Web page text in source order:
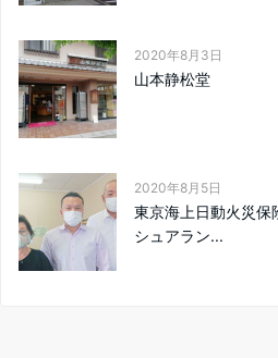
2020年8月3日
山本静松堂
2020年8月5日
東京海上日動火災保
シュアラン...